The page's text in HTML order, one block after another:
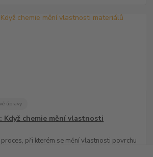
úpravy
Když chemie mění vlastnosti
při kterém se mění vlastnosti povrchu